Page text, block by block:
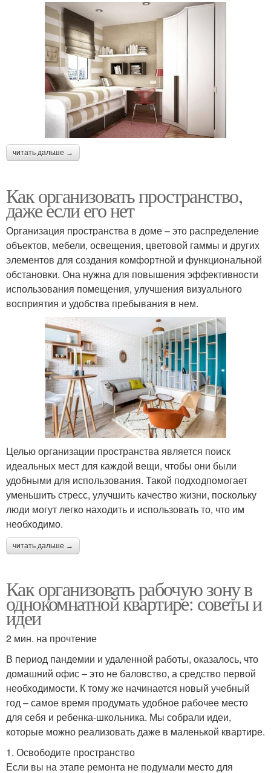
читать дальше →
Как организовать пространство,
даже если его нет
Организация пространства в доме – это распределение
объектов, мебели, освещения, цветовой гаммы и других
элементов для создания комфортной и функциональной
обстановки. Она нужна для повышения эффективности
использования помещения, улучшения визуального
восприятия и удобства пребывания в нем.
Целью организации пространства является поиск
идеальных мест для каждой вещи, чтобы они были
удобными для использования. Такой подходпомогает
уменьшить стресс, улучшить качество жизни, поскольку
люди могут легко находить и использовать то, что им
необходимо.
читать дальше →
Как организовать рабочую зону в
однокомнатной квартире: советы и
идеи
2 мин. на прочтение
В период пандемии и удаленной работы, оказалось, что
домашний офис – это не баловство, а средство первой
необходимости. К тому же начинается новый учебный
год – самое время продумать удобное рабочее место
для себя и ребенка-школьника. Мы собрали идеи,
которые можно реализовать даже в маленькой квартире.
1. Освободите пространство
Если вы на этапе ремонта не подумали место для